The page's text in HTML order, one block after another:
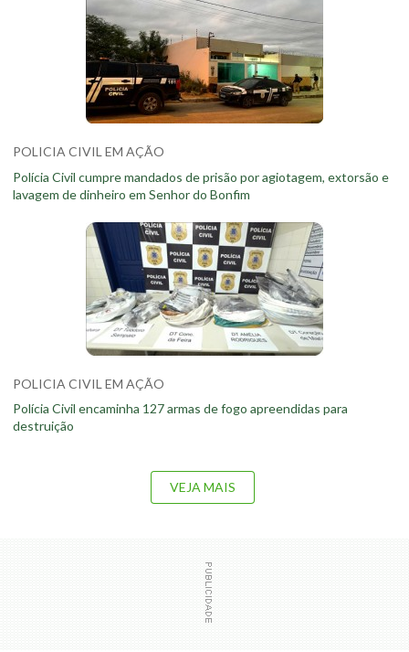
POLICIA CIVIL EM AÇÃO
Polícia Civil cumpre mandados de prisão por agiotagem, extorsão e
lavagem de dinheiro em Senhor do Bonfim
POLICIA CIVIL EM AÇÃO
Polícia Civil encaminha 127 armas de fogo apreendidas para
destruição
VEJA MAIS